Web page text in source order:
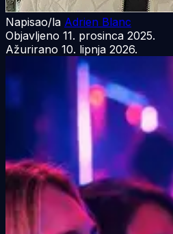
Napisao/la Adrien Blanc
Objavljeno 11. prosinca 2025.
Ažurirano 10. lipnja 2026.